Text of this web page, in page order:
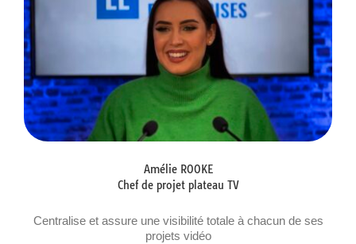
Amélie ROOKE
Chef de projet plateau TV
Centralise et assure une visibilité totale à chacun de ses
projets vidéo